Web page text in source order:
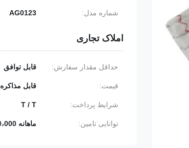
شماره مدل: AG0123
املاک تجاری
حداقل مقدار سفارش: قابل توافق
قیمت: قابل مذاکره
شرایط پرداخت: T / T
توانایی تامین: ماهانه 150،000